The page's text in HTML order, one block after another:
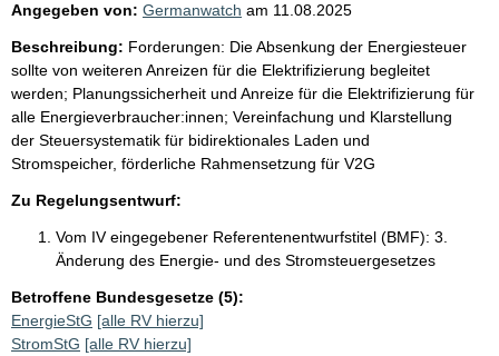
Angegeben von: Germanwatch am 11.08.2025
Beschreibung: Forderungen: Die Absenkung der Energiesteuer
sollte von weiteren Anreizen für die Elektrifizierung begleitet
werden; Planungssicherheit und Anreize für die Elektrifizierung für
alle Energieverbraucher:innen; Vereinfachung und Klarstellung
der Steuersystematik für bidirektionales Laden und
Stromspeicher, förderliche Rahmensetzung für V2G
Zu Regelungsentwurf:
Vom IV eingegebener Referentenentwurfstitel (BMF): 3.
Änderung des Energie- und des Stromsteuergesetzes
Betroffene Bundesgesetze (5):
EnergieStG [alle RV hierzu]
StromStG [alle RV hierzu]